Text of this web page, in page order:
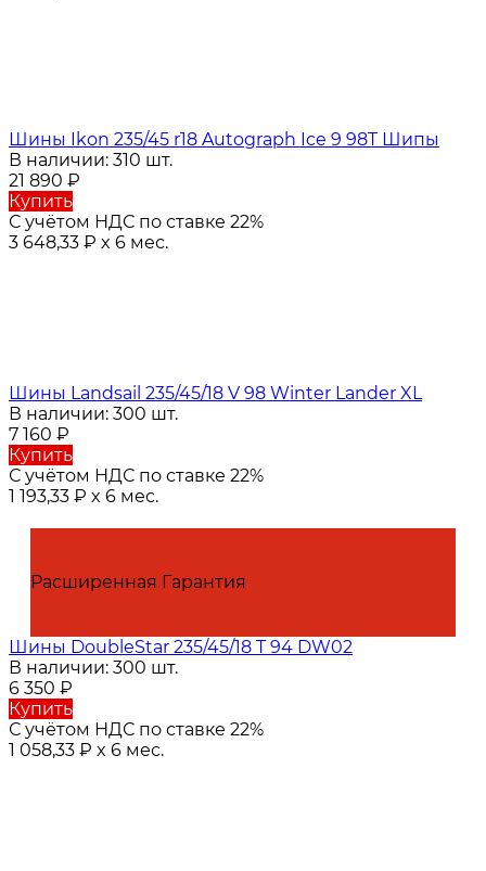
Шины Ikon 235/45 r18 Autograph Ice 9 98T Шипы
В наличии: 310 шт.
21 890 ₽
Купить
С учётом НДС по ставке 22%
3 648,33 ₽ x 6 мес.
Шины Landsail 235/45/18 V 98 Winter Lander XL
В наличии: 300 шт.
7 160 ₽
Купить
С учётом НДС по ставке 22%
1 193,33 ₽ x 6 мес.
Расширенная Гарантия
Шины DoubleStar 235/45/18 T 94 DW02
В наличии: 300 шт.
6 350 ₽
Купить
С учётом НДС по ставке 22%
1 058,33 ₽ x 6 мес.